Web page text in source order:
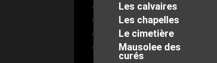
Les calvaires
Les chapelles
Le cimetière
Mausolee des
curés